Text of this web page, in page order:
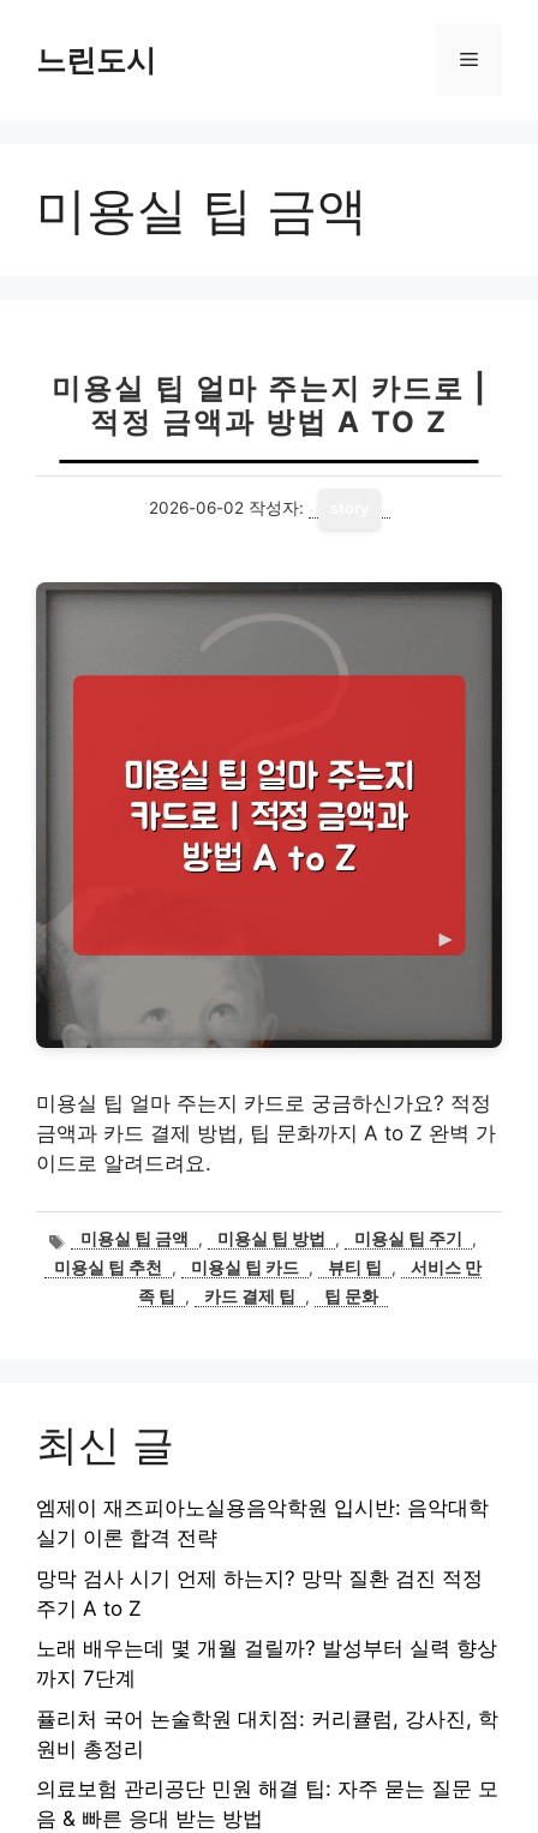
느린도시 메
미용실 팁 금액
미용실 팁 얼마 주는지 카드로 |
적정 금액과 방법 A TO Z
2026-06-02 작성자:
미용실 팁 얼마 주는지 카드로 궁금하신가요? 적정
금액과 카드 결제 방법, 팁 문화까지 A to Z 완벽 가
이드로 알려드려요.
태
그
미용실 팁 금액 , 미용실 팁 방법 , 미용실 팁 주기
,
미용실 팁 추천
, 미용실 팁 카드 , 뷰티 팁 ,
서비스 만
족 팁
, 카드 결제 팁 , 팁 문화
최신 글
엠제이 재즈피아노실용음악학원 입시반: 음악대학
실기 이론 합격 전략
망막 검사 시기 언제 하는지? 망막 질환 검진 적정
주기 A to Z
노래 배우는데 몇 개월 걸릴까? 발성부터 실력 향상
까지 7단계
퓰리처 국어 논술학원 대치점: 커리큘럼, 강사진, 학
원비 총정리
의료보험 관리공단 민원 해결 팁: 자주 묻는 질문 모
음 & 빠른 응대 받는 방법